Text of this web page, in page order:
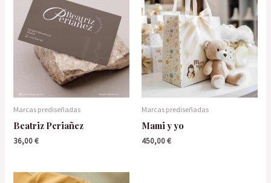
Marcas prediseñadas
Beatriz Periañez
36,00€
Marcas prediseñadas
Mami y yo
450,00€